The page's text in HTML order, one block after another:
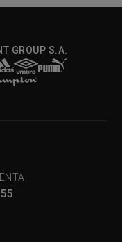
GROUP S.A.